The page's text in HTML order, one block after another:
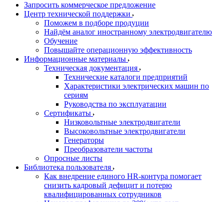
Запросить коммерческое предложение
Центр технической поддержки
Поможем в подборе продуции
Найдём аналог иностранному электродвигателю
Обучение
Повышайте операционную эффективность
Информационные материалы
Техническая документация
Технические каталоги предприятий
Характеристики электрических машин по
сериям
Руководства по эксплуатации
Сертификаты
Низковольтные электродвигатели
Высоковольтные электродвигатели
Генераторы
Преобразователи частоты
Опросные листы
Библиотека пользователя
Как внедрение единого HR-контура помогает
снизить кадровый дефицит и потерю
квалифицированных сотрудников